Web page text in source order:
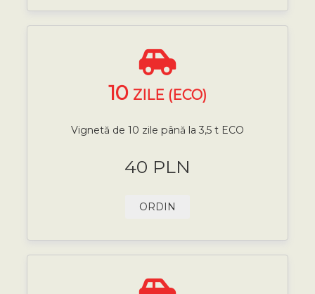
10 ZILE (ECO)
Vignetă de 10 zile până la 3,5 t ECO
40 PLN
ORDIN